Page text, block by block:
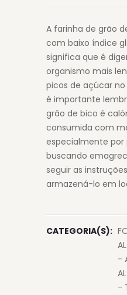
A farinha de grão
com baixo índice
significa que é
organismo mais
picos de açúcar
é importante
grão de bico é
consumida com
especialmente por
buscando
seguir as
armazená-lo em
CATEGORIA(S):
-
-